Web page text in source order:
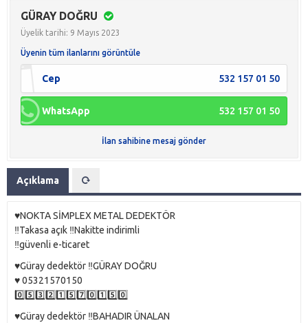
GÜRAY DOĞRU
Üyelik tarihi: 9 Mayıs 2023
Üyenin tüm ilanlarını görüntüle
Cep 532 157 01 50
WhatsApp 532 157 01 50
İlan sahibine mesaj gönder
Açıklama
♥️NOKTA SİMPLEX METAL DEDEKTÖR
‼️Takasa açık ‼️Nakitte indirimli
‼️güvenli e-ticaret
♥️Güray dedektör ‼️GÜRAY DOĞRU
♥️ 05321570150
0️⃣5️⃣3️⃣2️⃣1️⃣5️⃣7️⃣0️⃣1️⃣5️⃣0️⃣
♥️Güray dedektör ‼️BAHADIR ÜNALAN